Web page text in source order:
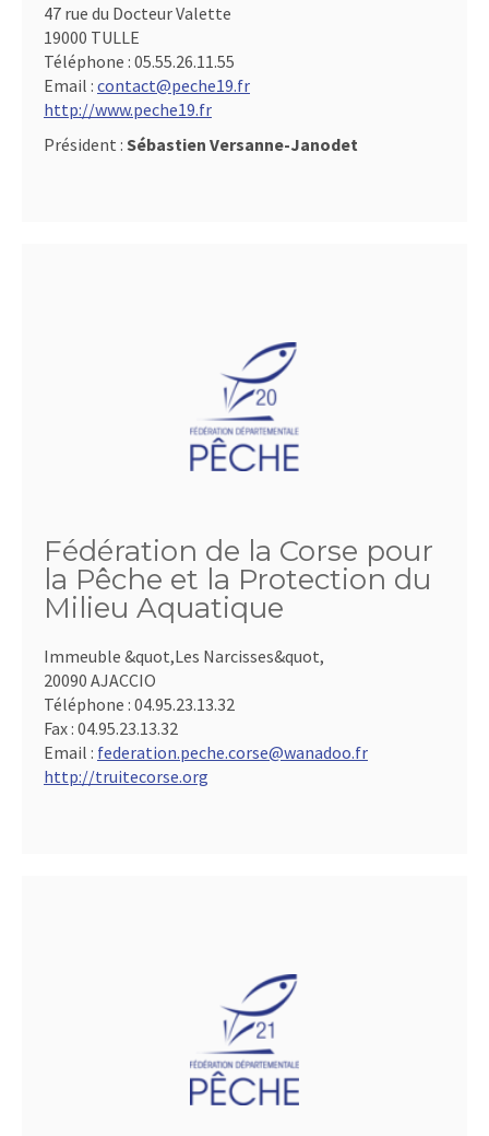
47 rue du Docteur Valette
19000 TULLE
Téléphone : 05.55.26.11.55
Email : contact@peche19.fr
http://www.peche19.fr
Président : Sébastien Versanne-Janodet
Fédération de la Corse pour
la Pêche et la Protection du
Milieu Aquatique
Immeuble &quot,Les Narcisses&quot,
20090 AJACCIO
Téléphone : 04.95.23.13.32
Fax : 04.95.23.13.32
Email : federation.peche.corse@wanadoo.fr
http://truitecorse.org